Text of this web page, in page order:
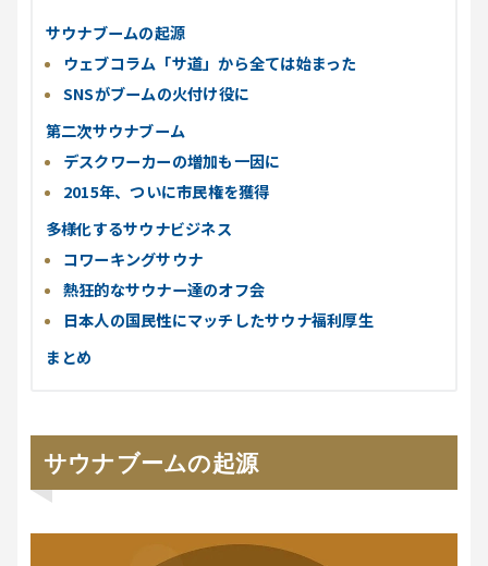
サウナブームの起源
ウェブコラム「サ道」から全ては始まった
SNSがブームの火付け役に
第二次サウナブーム
デスクワーカーの増加も一因に
2015年、ついに市民権を獲得
多様化するサウナビジネス
コワーキングサウナ
熱狂的なサウナー達のオフ会
日本人の国民性にマッチしたサウナ福利厚生
まとめ
サウナブームの起源